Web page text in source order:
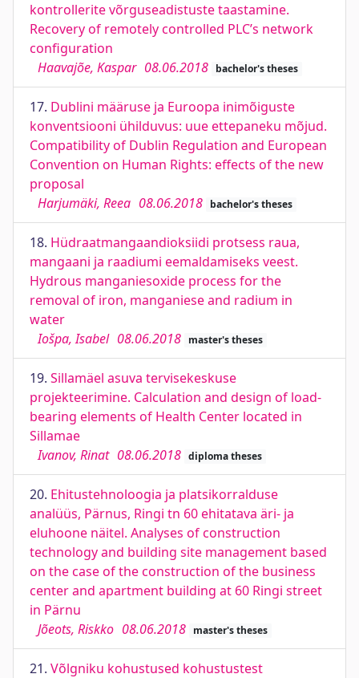
kontrollerite võrguseadistuste taastamine.
Recovery of remotely controlled PLC’s network
configuration
Haavajõe, Kaspar 08.06.2018 bachelor's theses
17. Dublini määruse ja Euroopa inimõiguste
konventsiooni ühilduvus: uue ettepaneku mõjud.
Compatibility of Dublin Regulation and European
Convention on Human Rights: effects of the new
proposal
Harjumäki, Reea 08.06.2018 bachelor's theses
18. Hüdraatmangaandioksiidi protsess raua,
mangaani ja raadiumi eemaldamiseks veest.
Hydrous manganiesoxide process for the
removal of iron, manganiese and radium in
water
Iošpa, Isabel 08.06.2018 master's theses
19. Sillamäel asuva tervisekeskuse
projekteerimine. Calculation and design of load-
bearing elements of Health Center located in
Sillamae
Ivanov, Rinat 08.06.2018 diploma theses
20. Ehitustehnoloogia ja platsikorralduse
analüüs, Pärnus, Ringi tn 60 ehitatava äri- ja
eluhoone näitel. Analyses of construction
technology and building site management based
on the case of the construction of the business
center and apartment building at 60 Ringi street
in Pärnu
Jõeots, Riskko 08.06.2018 master's theses
21. Võlgniku kohustused kohustustest